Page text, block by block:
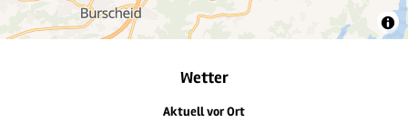
Wetter
Aktuell vor Ort